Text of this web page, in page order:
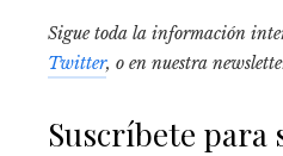
Sigue toda la información
Twitter, o en nuestra
Suscríbete para